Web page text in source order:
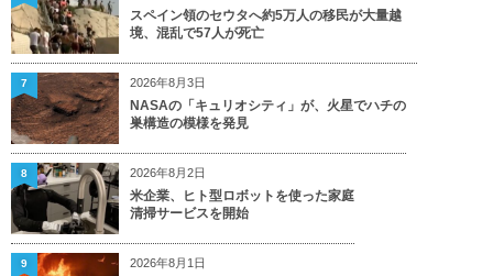
スペイン領のセウタへ約5万人の移民が大量越
境、混乱で57人が死亡
2026年8月3日
NASAの「キュリオシティ」が、火星でハチの
巣構造の模様を発見
7
2026年8月2日
米企業、ヒト型ロボットを使った家庭
清掃サービスを開始
8
2026年8月1日
9